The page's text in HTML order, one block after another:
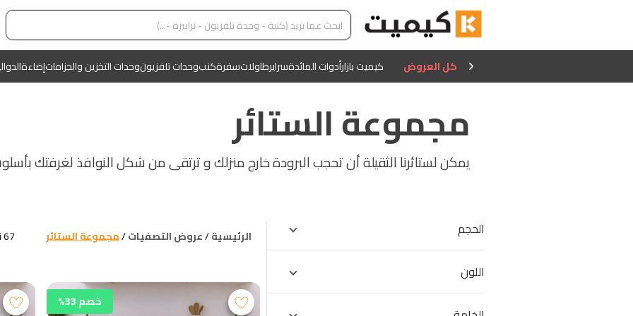
كل العروض كيميت بازارأدوات المائدةسرايرطاولاتسفرةكنبوحدات تلفزيونوحدات التخزين والجزاماتإضاءة
مجموعة الستائر
يمكن لستائرنا الثقيلة أن تحجب البرودة خارج منزلك و ترتقى من شكل النوافذ لغرفتك
الحجم
اللون
الرئيسية/عروض التصفيات/مجموعة الستائر 67
خصم 33%